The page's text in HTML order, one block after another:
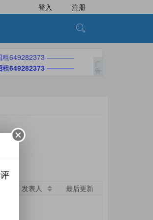
登入 注册
649282373 ————
649282373 ————
发表人 最后更新